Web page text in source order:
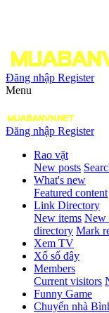
Đăng nhập Register
Menu
Đăng nhập Register
Rao vặt
New posts
What's new
Featured content
Link Directory
New items New
directory Mark
Xem TV
Xổ số đây
Members
Current visitors
Funny Game
Chuyển nhà